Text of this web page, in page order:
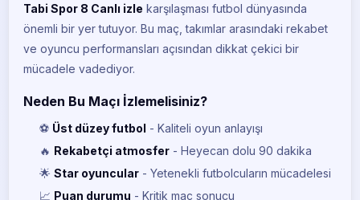
Tabi Spor 8 Canlı izle karşılaşması futbol dünyasında
önemli bir yer tutuyor. Bu maç, takımlar arasındaki rekabet
ve oyuncu performansları açısından dikkat çekici bir
mücadele vadediyor.
Neden Bu Maçı İzlemelisiniz?
⚽ Üst düzey futbol - Kaliteli oyun anlayışı
🔥 Rekabetçi atmosfer - Heyecan dolu 90 dakika
🌟 Star oyuncular - Yetenekli futbolcuların mücadelesi
📈 Puan durumu - Kritik maç sonucu
BE
BeIN Sports Max 1
CANLI
BeIN Sports Max 2
S
CANLI
S
S Sport 2
CANLI